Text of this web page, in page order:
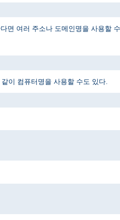
면 여러 주소나 도메인명을 사용할
이 컴퓨터명을 사용할 수도 있다.